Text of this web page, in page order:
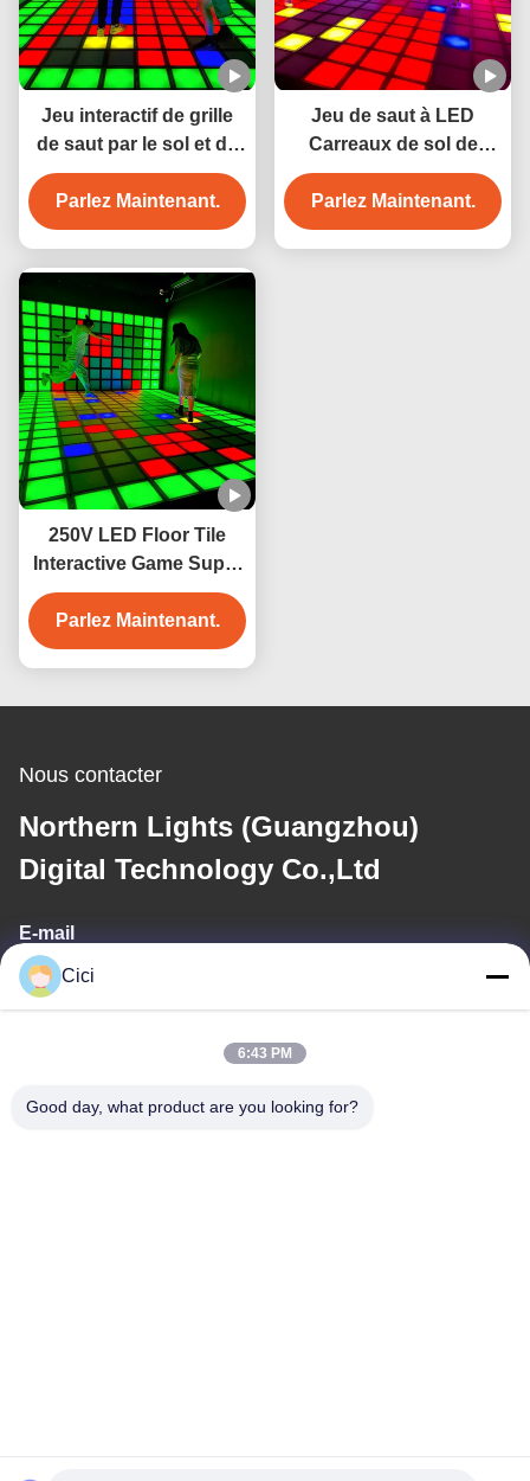
Jeu interactif de grille
de saut par le sol et de
mur de carrelage de
piste de danse LED
Parlez Maintenant.
Jeu de saut à LED
Carreaux de sol de
danse Jeu interactif
Super Grid
Parlez Maintenant.
250V LED Floor Tile
Interactive Game Super
Grid 2 ans de garantie
Pour les jouets de
danse
Parlez Maintenant.
Nous contacter
Northern Lights (Guangzhou)
Digital Technology Co.,Ltd
E-mail
sales03@bjgprojection.com
Adresse
Cici
6:43 PM
Good day, what product are you looking for?